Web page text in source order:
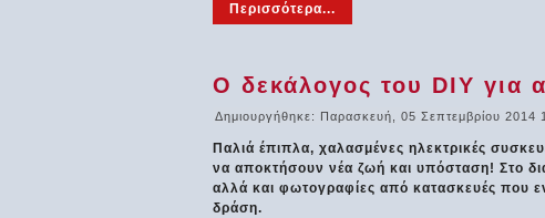
Περισσότερα...
Ο δεκάλογος του DIY για
Δημιουργήθηκε: Παρασκευή, 05 Σεπτεμβρίου 2014
Παλιά έπιπλα, χαλασμένες ηλεκτρικές
να αποκτήσουν νέα ζωή και υπόσταση! Στο
αλλά και φωτογραφίες από κατασκευές που
δράση.